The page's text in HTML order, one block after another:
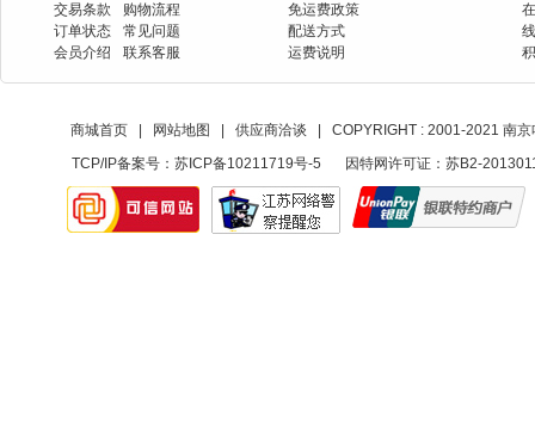
交易条款
购物流程
订单状态
常见问题
会员介绍
联系客服
免运费政策
配送方式
运费说明
商城首页 网站地图 供应商洽谈
COPYRIGHT : 2001-2021 南
TCP/IP备案号： 苏ICP备10211719号-5 因特网许可证：苏B2-